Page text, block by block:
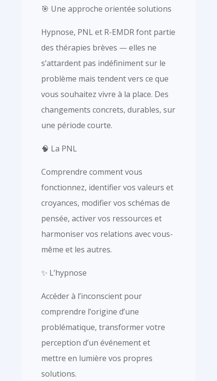
🎯 Une approche orientée solutions
Hypnose, PNL et R-EMDR font partie
des thérapies brèves — elles ne
s’attardent pas indéfiniment sur le
problème mais tendent vers ce que
vous souhaitez vivre à la place. Des
changements concrets, durables, sur
une période courte.
🧠 La PNL
Comprendre comment vous
fonctionnez, identifier vos valeurs et
croyances, modifier vos schémas de
pensée, activer vos ressources et
harmoniser vos relations avec vous-
même et les autres.
✨ L’hypnose
Accéder à l’inconscient pour
comprendre l’origine d’une
problématique, transformer votre
perception d’un événement et
mettre en lumière vos propres
solutions.